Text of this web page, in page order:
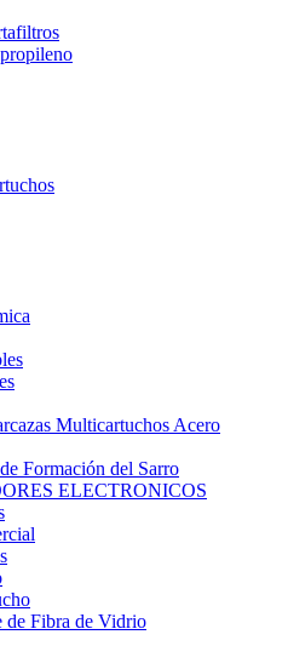
Multicartuchos Acero
Formación del Sarro
ELECTRONICOS
de Fibra de Vidrio